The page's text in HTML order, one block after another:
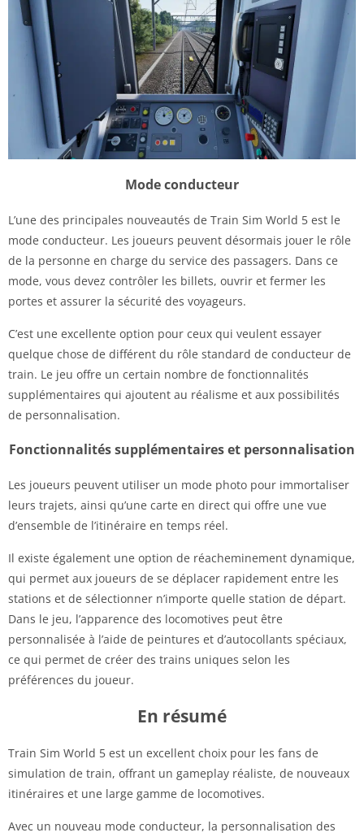
Mode conducteur
L’une des principales nouveautés de Train Sim World 5 est le
mode conducteur. Les joueurs peuvent désormais jouer le rôle
de la personne en charge du service des passagers. Dans ce
mode, vous devez contrôler les billets, ouvrir et fermer les
portes et assurer la sécurité des voyageurs.
C’est une excellente option pour ceux qui veulent essayer
quelque chose de différent du rôle standard de conducteur de
train. Le jeu offre un certain nombre de fonctionnalités
supplémentaires qui ajoutent au réalisme et aux possibilités
de personnalisation.
Fonctionnalités supplémentaires et personnalisation
Les joueurs peuvent utiliser un mode photo pour immortaliser
leurs trajets, ainsi qu’une carte en direct qui offre une vue
d’ensemble de l’itinéraire en temps réel.
Il existe également une option de réacheminement dynamique,
qui permet aux joueurs de se déplacer rapidement entre les
stations et de sélectionner n’importe quelle station de départ.
Dans le jeu, l’apparence des locomotives peut être
personnalisée à l’aide de peintures et d’autocollants spéciaux,
ce qui permet de créer des trains uniques selon les
préférences du joueur.
En résumé
Train Sim World 5 est un excellent choix pour les fans de
simulation de train, offrant un gameplay réaliste, de nouveaux
itinéraires et une large gamme de locomotives.
Avec un nouveau mode conducteur, la personnalisation des